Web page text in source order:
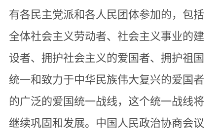
有各民主党派和各人民团体参加的，包括
全体社会主义劳动者、社会主义事业的建
设者、拥护社会主义的爱国者、拥护祖国
统一和致力于中华民族伟大复兴的爱国者
的广泛的爱国统一战线，这个统一战线将
继续巩固和发展。中国人民政治协商会议